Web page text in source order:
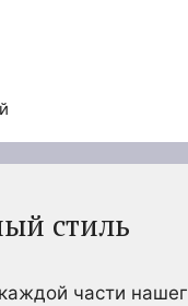
стиль
части